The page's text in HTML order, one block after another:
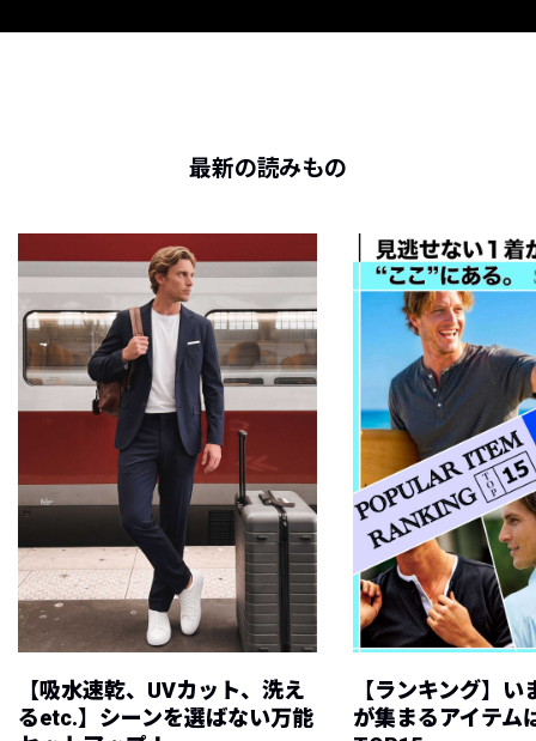
最新の読みもの
【吸水速乾、UVカット、洗え
るetc.】シーンを選ばない万能
【ランキング】
が集まるアイテム